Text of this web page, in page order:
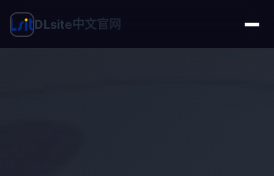
DLsite中文官网